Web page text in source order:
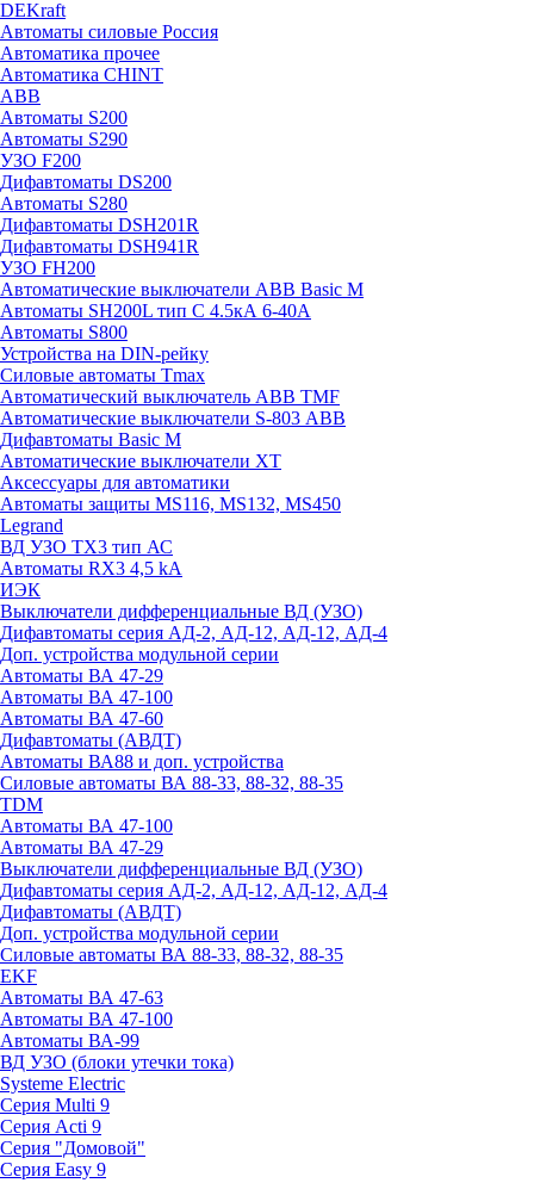
DEKraft
Автоматы силовые Россия
Автоматика прочее
Автоматика CHINT
ABB
Автоматы S200
Автоматы S290
УЗО F200
Дифавтоматы DS200
Автоматы S280
Дифавтоматы DSH201R
Дифавтоматы DSH941R
УЗО FH200
Автоматические выключатели ABB Basic M
Автоматы SH200L тип С 4.5кА 6-40А
Автоматы S800
Устройства на DIN-рейку
Силовые автоматы Tmax
Автоматический выключатель ABB TMF
Автоматические выключатели S-803 АВВ
Дифавтоматы Basic M
Автоматические выключатели XT
Аксессуары для автоматики
Автоматы защиты MS116, MS132, MS450
Legrand
ВД УЗО TX3 тип АС
Автоматы RX3 4,5 kA
ИЭК
Выключатели дифференциальные ВД (УЗО)
Дифавтоматы серия АД-2, АД-12, АД-12, АД-4
Доп. устройства модульной серии
Автоматы ВА 47-29
Автоматы ВА 47-100
Автоматы ВА 47-60
Дифавтоматы (АВДТ)
Автоматы ВА88 и доп. устройства
Силовые автоматы ВА 88-33, 88-32, 88-35
TDM
Автоматы ВА 47-100
Автоматы ВА 47-29
Выключатели дифференциальные ВД (УЗО)
Дифавтоматы серия АД-2, АД-12, АД-12, АД-4
Дифавтоматы (АВДТ)
Доп. устройства модульной серии
Силовые автоматы ВА 88-33, 88-32, 88-35
EKF
Автоматы ВА 47-63
Автоматы ВА 47-100
Автоматы ВА-99
ВД УЗО (блоки утечки тока)
Systeme Electric
Серия Multi 9
Серия Acti 9
Серия "Домовой"
Серия Easy 9